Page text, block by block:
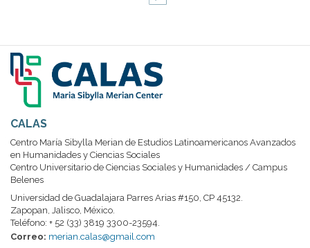
CALAS
Centro María Sibylla Merian de Estudios Latinoamericanos Avanzados
en Humanidades y Ciencias Sociales
Centro Universitario de Ciencias Sociales y Humanidades / Campus
Belenes
Universidad de Guadalajara Parres Arias #150, CP 45132.
Zapopan, Jalisco, México.
Teléfono: + 52 (33) 3819 3300-23594.
Correo: merian.calas@gmail.com